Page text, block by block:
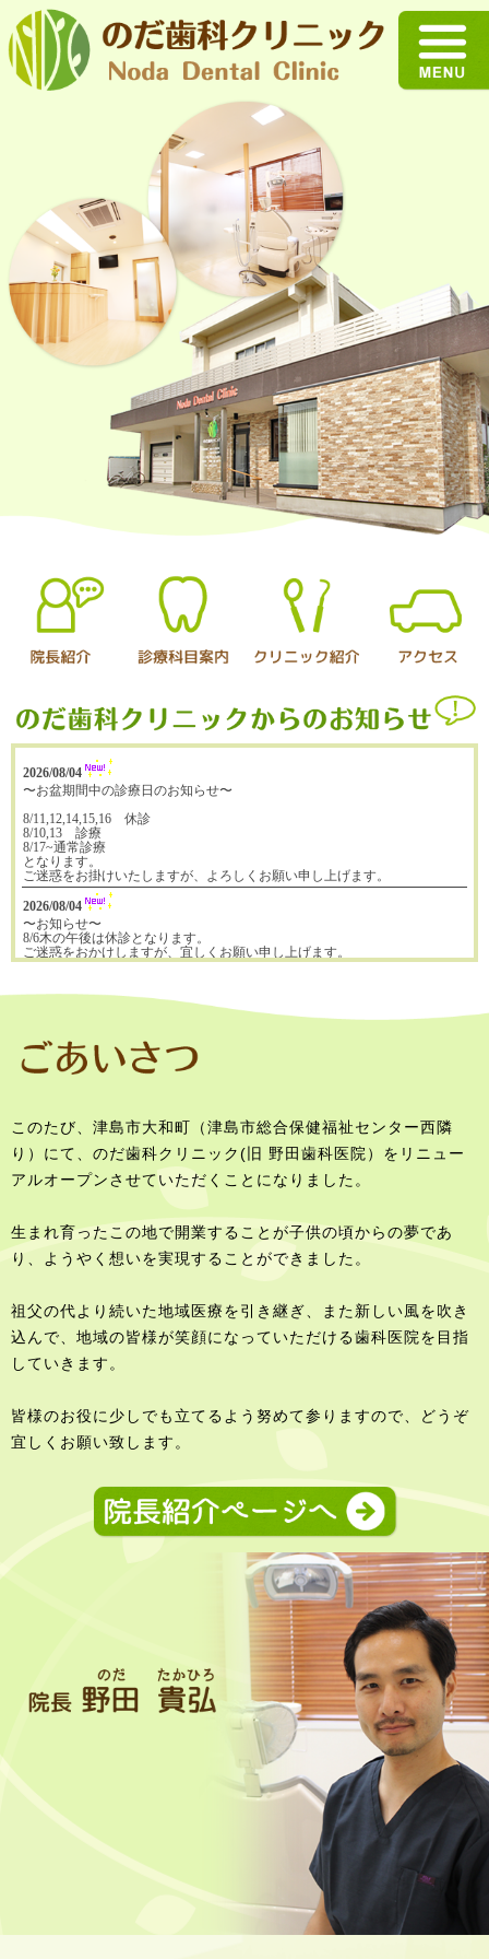
このたび、津島市大和町（津島市総合保健福祉センター西隣
り）にて、のだ歯科クリニック(旧 野田歯科医院）をリニュー
アルオープンさせていただくことになりました。
生まれ育ったこの地で開業することが子供の頃からの夢であ
り、ようやく想いを実現することができました。
祖父の代より続いた地域医療を引き継ぎ、また新しい風を吹き
込んで、地域の皆様が笑顔になっていただける歯科医院を目指
していきます。
皆様のお役に少しでも立てるよう努めて参りますので、どうぞ
宜しくお願い致します。